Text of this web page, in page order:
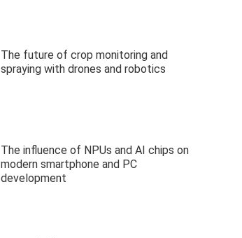
The future of crop monitoring and
spraying with drones and robotics
The influence of NPUs and AI chips on
modern smartphone and PC
development